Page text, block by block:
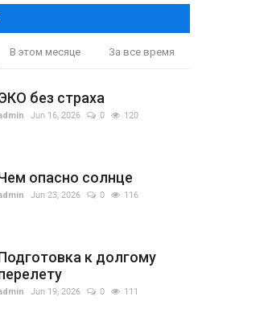
В этом месяце За все время
без страха
Jun 16, 2026 0 120
опасно солнце
Jun 23, 2026 0 116
к долгому
Jun 19, 2026 0 111